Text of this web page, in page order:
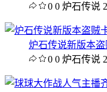
0 0 炉石传说
炉石传说新版本
0 0 炉石传说